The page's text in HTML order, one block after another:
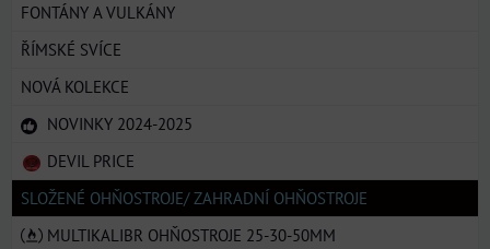
FONTÁNY A VULKÁNY
ŘÍMSKÉ SVÍCE
NOVÁ KOLEKCE
NOVINKY 2024-2025
DEVIL PRICE
SLOŽENÉ OHŇOSTROJE/ ZAHRADNÍ OHŇOSTROJE
MULTIKALIBR OHŇOSTROJE 25-30-50MM